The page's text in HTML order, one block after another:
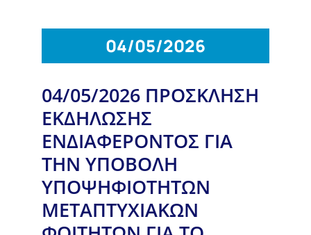
04/05/2026
04/05/2026 ΠΡΟΣΚΛΗΣΗ
ΕΚΔΗΛΩΣΗΣ
ΕΝΔΙΑΦΕΡΟΝΤΟΣ ΓΙΑ
ΤΗΝ ΥΠΟΒΟΛΗ
ΥΠΟΨΗΦΙΟΤΗΤΩΝ
ΜΕΤΑΠΤΥΧΙΑΚΩΝ